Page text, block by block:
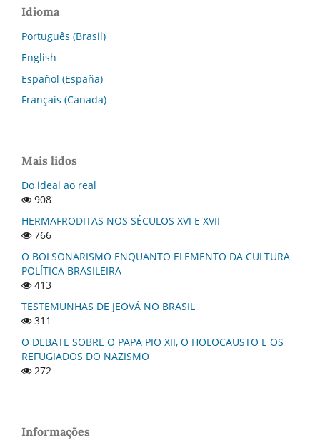
Idioma
Português (Brasil)
English
Español (España)
Français (Canada)
Mais lidos
Do ideal ao real
908
HERMAFRODITAS NOS SÉCULOS XVI E XVII
766
O BOLSONARISMO ENQUANTO ELEMENTO DA CULTURA
POLÍTICA BRASILEIRA
413
TESTEMUNHAS DE JEOVÁ NO BRASIL
311
O DEBATE SOBRE O PAPA PIO XII, O HOLOCAUSTO E OS
REFUGIADOS DO NAZISMO
272
Informações